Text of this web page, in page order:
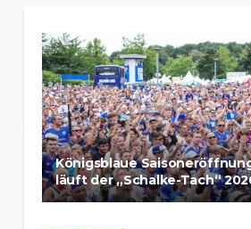
Königsblaue
läuft der „Schalke-Tach“